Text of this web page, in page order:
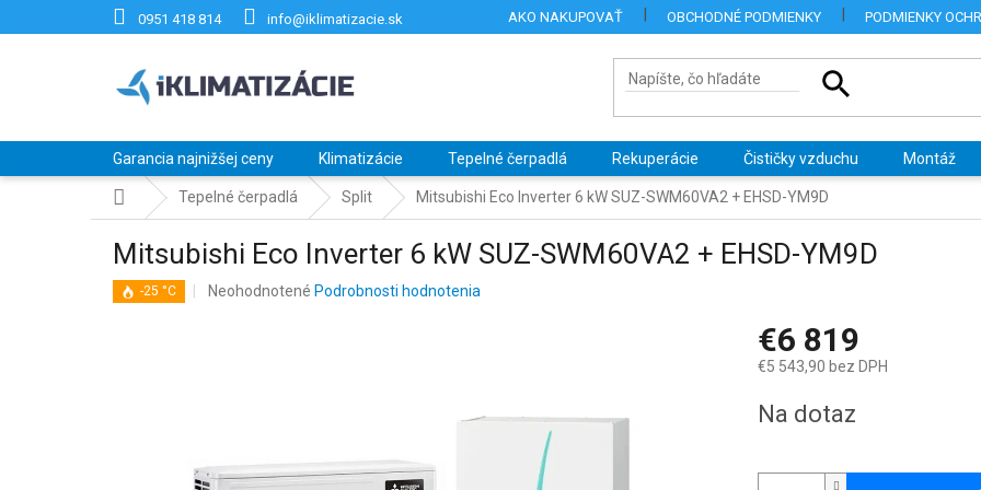
0951 418 814 info@iklimatizacie.sk AKO NAKUPOVAŤ OBCHODNÉ PODMIENKY PODMIENKY
Garancia najnižšej ceny Klimatizácie Tepelné čerpadlá Rekuperácie Čističky vzduchu Montáž
DomovTepelné čerpadlá Split Mitsubishi Eco Inverter 6 kW SUZ-SWM60VA2 + EHSD-YM9D
Mitsubishi Eco Inverter 6 kW SUZ-SWM60VA2 + EHSD-YM9D
-25 °C
Priemerné
Neohodnotené Podrobnosti hodnotenia
€6 819
€5 543,90 bez DPH
cena:
Na dotaz